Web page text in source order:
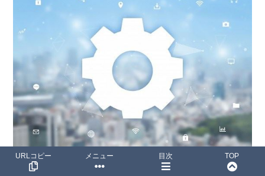
URLコピー メニュー 目次 TOP